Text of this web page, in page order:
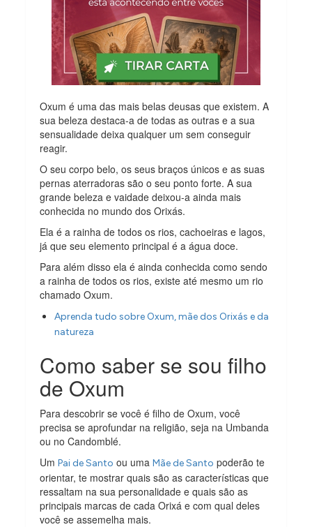
Oxum é uma das mais belas deusas que existem. A
sua beleza destaca-a de todas as outras e a sua
sensualidade deixa qualquer um sem conseguir
reagir.
O seu corpo belo, os seus braços únicos e as suas
pernas aterradoras são o seu ponto forte. A sua
grande beleza e vaidade deixou-a ainda mais
conhecida no mundo dos Orixás.
Ela é a rainha de todos os rios, cachoeiras e lagos,
já que seu elemento principal é a água doce.
Para além disso ela é ainda conhecida como sendo
a rainha de todos os rios, existe até mesmo um rio
chamado Oxum.
Aprenda tudo sobre Oxum, mãe dos Orixás e da
natureza
Como saber se sou filho
de Oxum
Para descobrir se você é filho de Oxum, você
precisa se aprofundar na religião, seja na Umbanda
ou no Candomblé.
UmPai de Santo ou umaMãe de Santo poderão te
orientar, te mostrar quais são as características que
ressaltam na sua personalidade e quais são as
principais marcas de cada Orixá e com qual deles
você se assemelha mais.